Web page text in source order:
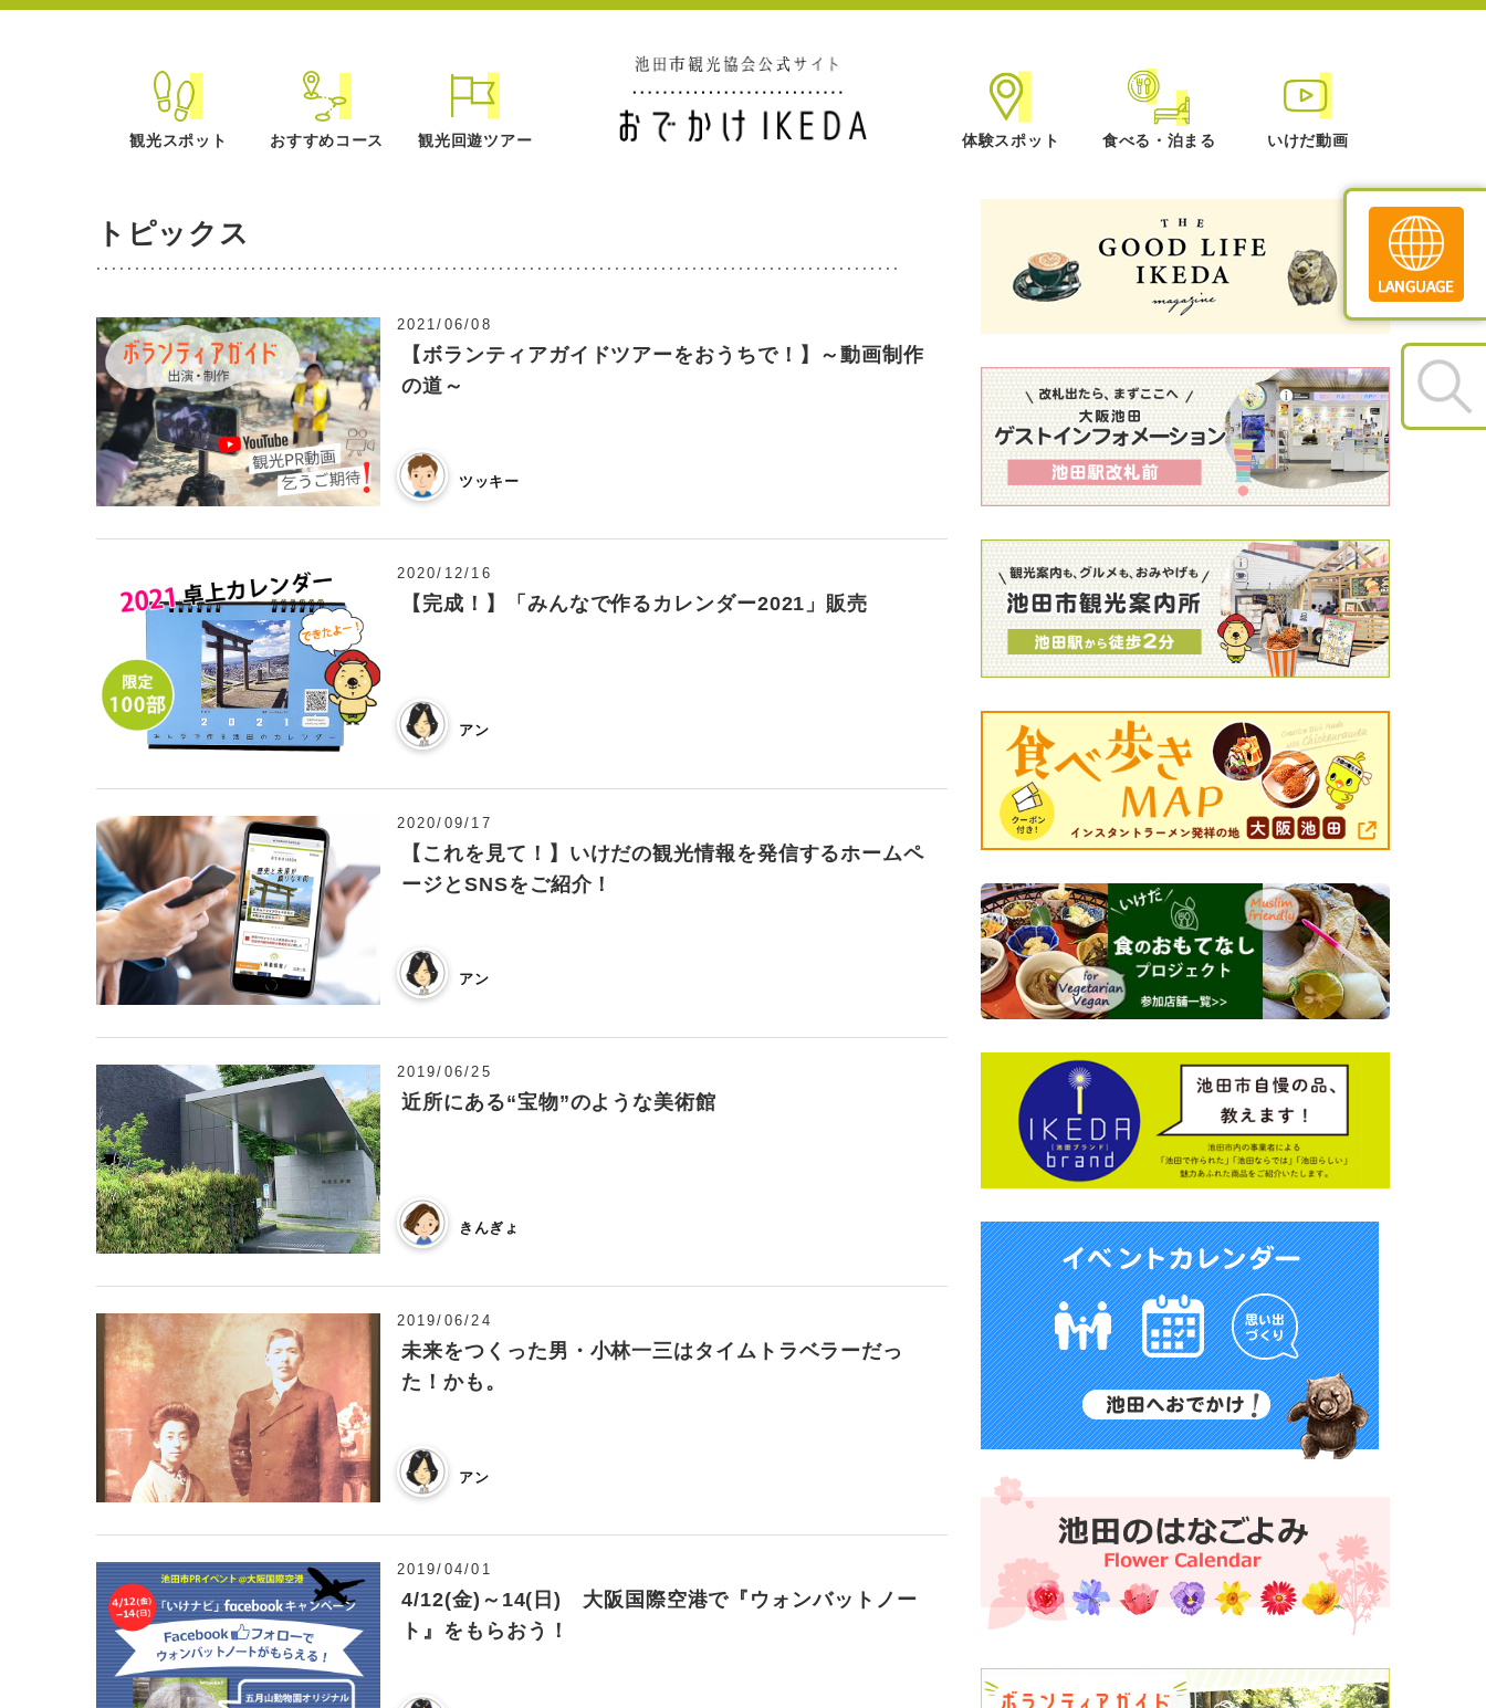
観光スポット おすすめコース 観光回遊ツアー 体験スポット 食べる・泊まる いけだ動画
トピックス
2021/06/08
【ボランティアガイドツアーをおうちで！】～動画制作
の道～
ツッキー
2020/12/16
【完成！】「みんなで作るカレンダー2021」販売
アン
2020/09/17
【これを見て！】いけだの観光情報を発信するホームペ
ージとSNSをご紹介！
アン
2019/06/25
近所にある“宝物”のような美術館
きんぎょ
2019/06/24
未来をつくった男・小林一三はタイムトラベラーだっ
た！かも。
アン
2019/04/01
4/12(金)～14(日) 大阪国際空港で『ウォンバットノー
ト』をもらおう！
Translate
»